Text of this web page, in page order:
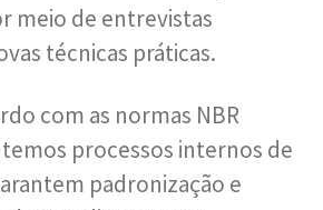
meio de entrevistas
técnicas práticas.
com as normas NBR
processos internos de
padronização e